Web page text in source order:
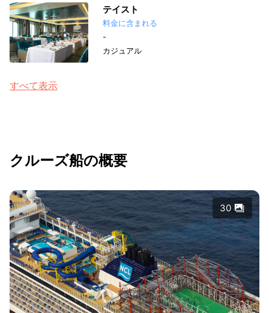
テイスト
料金に含まれる
-
カジュアル
すべて表示
クルーズ船の概要
30